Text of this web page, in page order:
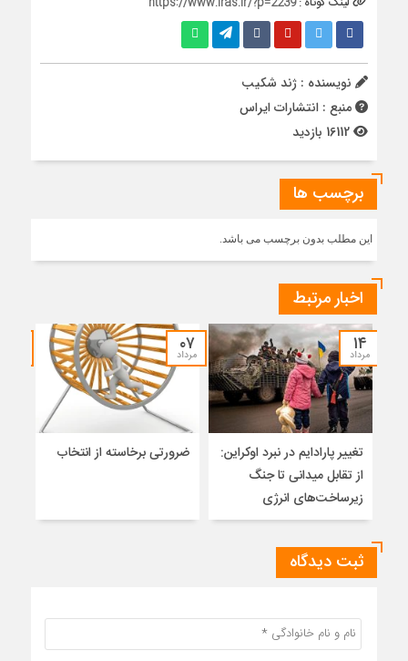
نویسنده : ژند شکیب
منبع : انتشارات ایراس
برچسب ها
این مطلب بدون برچسب می باشد.
اخبار مرتبط
۱۴
مرداد
تغییر پارادایم در نبرد اوکراین:
از تقابل میدانی تا جنگ
زیرساخت‌های انرژی
۰۷
مرداد
ضرورتی برخاسته از انتخاب
ثبت دیدگاه